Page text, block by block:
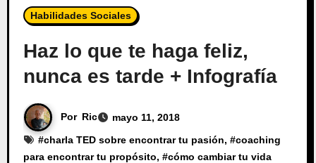
Habilidades Sociales
Haz lo que te haga feliz,
nunca es tarde + Infografía
Por Ric
mayo 11, 2018
#charla TED sobre encontrar tu pasión, #coaching
para encontrar tu propósito, #cómo cambiar tu vida